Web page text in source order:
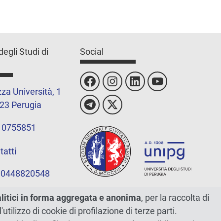
Studi di
Università, 1
Perugia
Social
in forma aggregata e anonima, per la raccolta di
di cookie di profilazione di terze parti.